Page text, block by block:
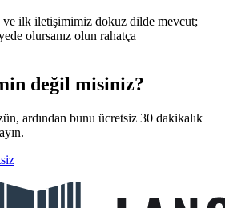
ilk iletişimimiz dokuz dilde mevcut;
olursanız olun rahatça
değil misiniz?
ardından bunu ücretsiz 30 dakikalık